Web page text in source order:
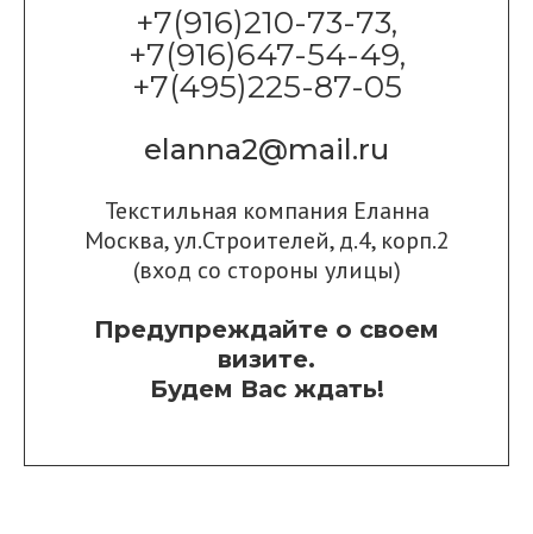
+7(916)210-73-73,
+7(916)647-54-49,
+7(495)225-87-05
elanna2@mail.ru
Текстильная компания Еланна
Москва, ул.Строителей, д.4, корп.2
(вход со стороны улицы)
Предупреждайте о своем
визите.
Будем Вас ждать!